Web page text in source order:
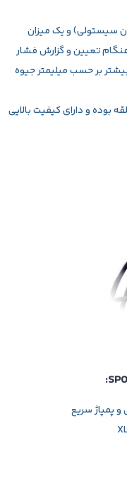
سیستولی) و یک میزان
تعیین و گزارش فشار
بر حسب میلیمتر جیوه
بوده و دارای کیفیت بالایی